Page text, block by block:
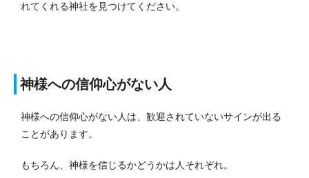
れてくれる神社を見つけてください。
神様への信仰心がない人
神様への信仰心がない人は、歓迎されていないサインが出る
ことがあります。
もちろん、神様を信じるかどうかは人それぞれ。